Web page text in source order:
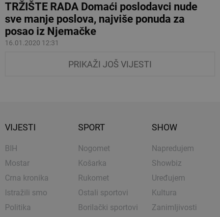
TRŽIŠTE RADA Domaći poslodavci nude
sve manje poslova, najviše ponuda za
posao iz Njemačke
16.01.2020 12:31
PRIKAŽI JOŠ VIJESTI
VIJESTI
BIH
Mostar
Crna kronika
Istražili smo
Politika
SPORT
Nogomet
Košarka
Rukomet
Ostali sportovi
Borilački sportovi
SHOW
Napredujem
Showbiz
Uređujem
Kultura
Zanimljivosti